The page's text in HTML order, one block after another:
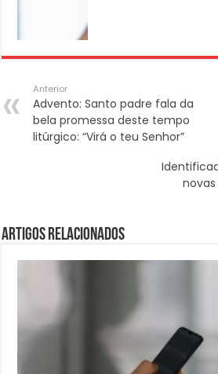
Anterior
Advento: Santo padre fala da
bela promessa deste tempo
litúrgico: “Virá o teu Senhor”
Artigos Relacionados